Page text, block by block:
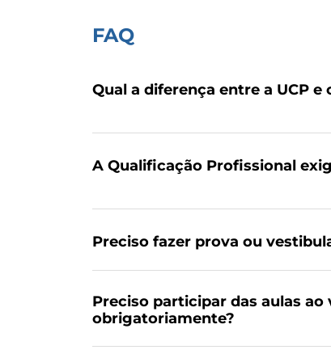
FAQ
Qual a diferença entre a UCP e
A Qualificação Profissional
Preciso fazer prova ou
Preciso participar das aulas ao
obrigatoriamente?